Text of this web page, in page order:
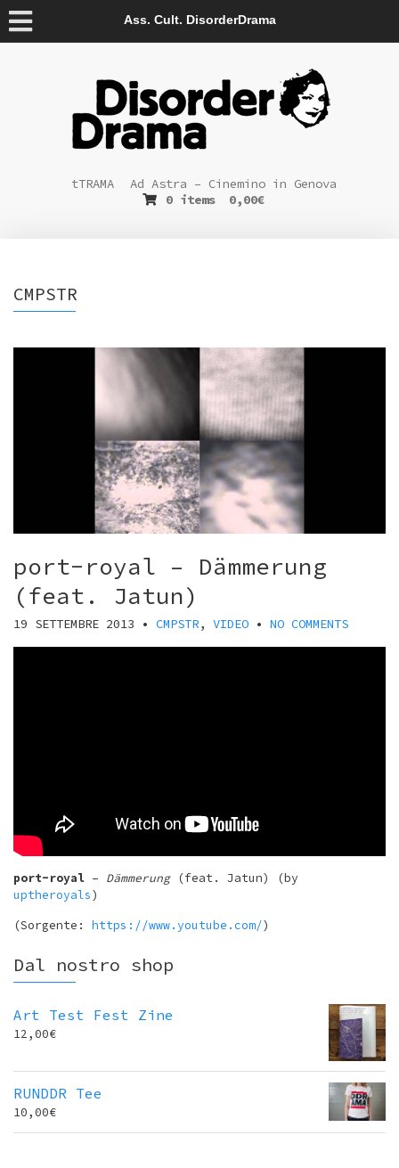
Ass. Cult. DisorderDrama
tTRAMA
Ad Astra – Cinemino in Genova
0 items
0,00€
CMPSTR
port-royal – Dämmerung
(feat. Jatun)
19 SETTEMBRE 2013 • CMPSTR, VIDEO • NO COMMENTS
port-royal – Dämmerung(feat. Jatun) (by
uptheroyals)
(Sorgente: https://www.youtube.com/)
Dal nostro shop
Art Test Fest Zine
12,00€
RUNDDR Tee
10,00€